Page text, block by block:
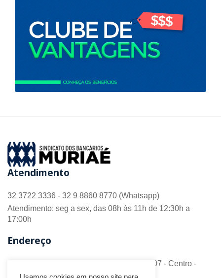
Atendimento
32 3722 3336 - 32 9 8860 8770 (Whatsapp)
Atendimento: seg a sex, das 08h às 11h de 12:30h a
17:00h
Endereço
R. Barão do Monte Alto nº 70 - Sala 306/307 - Centro -
CEP 36.880-018 - Muriaé/MG